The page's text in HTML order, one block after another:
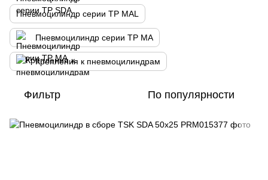
Пневмоцилиндр серии TP MAL
Пневмоцилиндр серии TP MA
Крепления к пневмоцилиндрам
Фильтр По популярности